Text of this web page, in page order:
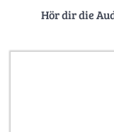
Hör dir die